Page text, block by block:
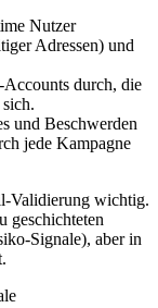
Nutzer
Adressen) und
durch, die
und Beschwerden
jede Kampagne
wichtig.
geschichteten
aber in